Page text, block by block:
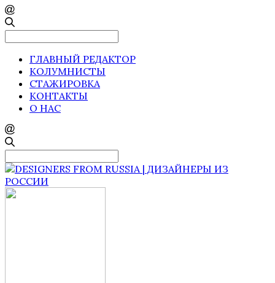
ГЛАВНЫЙ РЕДАКТОР
КОЛУМНИСТЫ
СТАЖИРОВКА
КОНТАКТЫ
О НАС
Search
for: